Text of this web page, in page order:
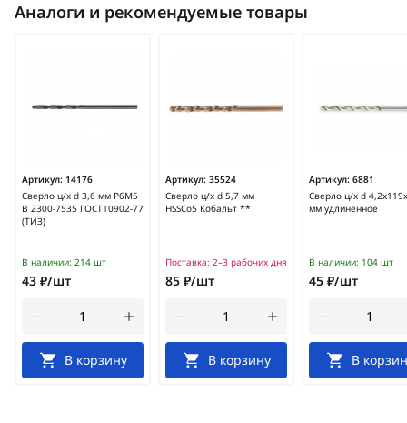
Аналоги и рекомендуемые товары
Артикул: 14176
Сверло ц/х d 3,6 мм Р6М5
В 2300-7535 ГОСТ10902-77
(ТИЗ)
В наличии: 214 шт
43 ₽/шт
В корзину
Артикул: 35524
Сверло ц/х d 5,7 мм
HSSCo5 Кобальт **
Поставка: 2–3 рабочих дня
85 ₽/шт
В корзину
Артикул: 6881
Сверло ц/х d
мм удлиненное
В наличии: 104 шт
45 ₽/шт
В